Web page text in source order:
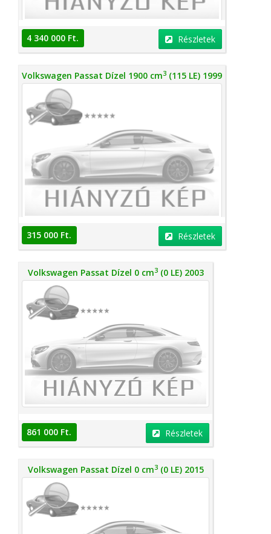
4 340 000 Ft. Részletek
Volkswagen Passat Dízel 1900 cm3 (115 LE) 1999
315 000 Ft. Részletek
Volkswagen Passat Dízel 0 cm3(0 LE) 2003
861 000 Ft. Részletek
Volkswagen Passat Dízel 0 cm3(0 LE) 2015